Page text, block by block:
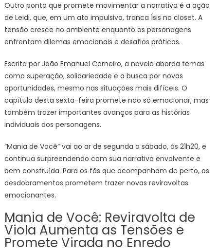
Outro ponto que promete movimentar a narrativa é a ação
de Leidi, que, em um ato impulsivo, tranca Ísis no closet. A
tensão cresce no ambiente enquanto os personagens
enfrentam dilemas emocionais e desafios práticos.
Escrita por João Emanuel Carneiro, a novela aborda temas
como superação, solidariedade e a busca por novas
oportunidades, mesmo nas situações mais difíceis. O
capítulo desta sexta-feira promete não só emocionar, mas
também trazer importantes avanços para as histórias
individuais dos personagens.
“Mania de Você” vai ao ar de segunda a sábado, às 21h20, e
continua surpreendendo com sua narrativa envolvente e
bem construída. Para os fãs que acompanham de perto, os
desdobramentos prometem trazer novas reviravoltas
emocionantes.
Mania de Você: Reviravolta de
Viola Aumenta as Tensões e
Promete Virada no Enredo